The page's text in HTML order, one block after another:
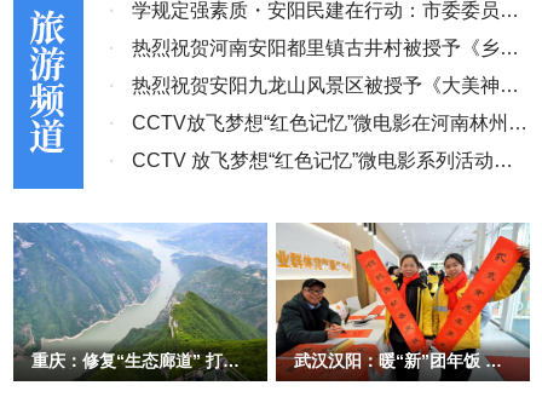
行案，涌和公司经过执行异议、复议、申诉、执行监督等，其违法和
错误的问题依然没有得到解决。三级法院对问题视而不见，姑息错
误，盲目裁定，不顾企业死活，枉法裁定，超标查封冻结，与国家、
省、市关于优化营商环境的法规政策背道而驰。 国务院《优化营商
环境条例》第四十八条、第四十九条、第六十九条和《浙江省优化营
商环境条例》第八十一条、第八十七条、第九十二条、第九十四条及
了“对市场主体的诉求和举报，有关部门要畅通救济渠道，依法纠正
违法行为，对不履行优化营商环境职责或者损害营商环境的政府和有
关部门及其工作人员，依法依规追究其责任”。《浙江省优化营商环
境条例》第九十二条第二款规定：“监察机关应当加强对公职人员推
动优化营商环境工作的监督，依法查处违法行使职权损害营商环境的
行为。”根据《最高人民检察院关于渎职侵权犯罪案件立案标准的规
·
学规定强素质・安阳民建在行动：市委委员宋
亚明推动景区深度合作
·
热烈祝贺河南安阳都里镇古井村被授予《乡村
记忆》影视拍摄基地
·
热烈祝贺安阳九龙山风景区被授予《大美神
州》影视拍摄基地
·
CCTV放飞梦想“红色记忆”微电影在河南林州开
机
·
CCTV 放飞梦想“红色记忆”微电影系列活动启
重庆：修复“生态廊道” 打造
文旅新场景、新地标
武汉汉阳：暖“新”团年饭 绘
就城市温暖底色